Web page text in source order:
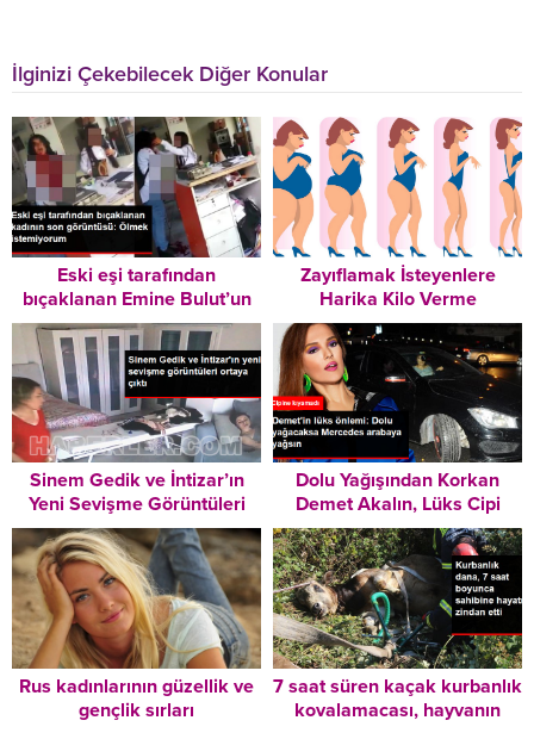
İlginizi Çekebilecek Diğer Konular
Eski eşi tarafından
bıçaklanan Emine Bulut’un
son görüntüsü ortaya çıktı:
Ölmek istemiyorum
Zayıflamak İsteyenlere
Harika Kilo Verme
Tavsiyeleri – Mutlaka
Okuyun!
Sinem Gedik ve İntizar’ın
Yeni Sevişme Görüntüleri
Ortaya Çıktı
Dolu Yağışından Korkan
Demet Akalın, Lüks Cipi
Yerine İlker Ayrık’ın
Yarışmasından Kazandığı
Arabayı Kullandı
Rus kadınlarının güzellik ve
gençlik sırları
7 saat süren kaçak kurbanlık
kovalamacası, hayvanın